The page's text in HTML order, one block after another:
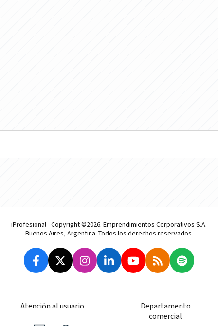
iProfesional - Copyright ©2026. Emprendimientos Corporativos S.A.
Buenos Aires, Argentina. Todos los derechos reservados.
Atención al usuario
Departamento
comercial